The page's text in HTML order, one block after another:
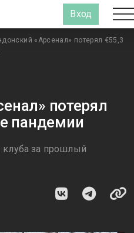
Вход
«Арсенал» потерял €55,3
потерял
пандемии
клуба за прошлый